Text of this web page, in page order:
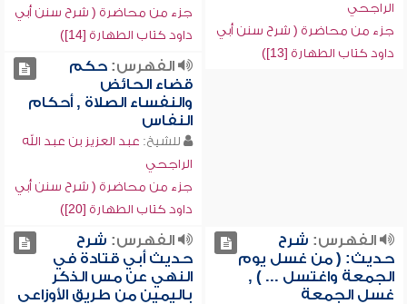
الراجحي
جزء من محاضرة ( شرح سنن أبي
داود كتاب الطهارة [13])
جزء من محاضرة ( شرح سنن أبي
داود كتاب الطهارة [14])
الفهرس:حكم
قضاء الحائض
والنفساء الصلاة , أحكام
النفاس
للشيخ: عبد العزيز بن عبد الله
الراجحي
جزء من محاضرة ( شرح سنن أبي
داود كتاب الطهارة [20])
الفهرس: شرح
حديث: ( من غسل يوم
الجمعة واغتسل ... ) ,
غسل الجمعة
الفهرس: شرح
حديث أبي قتادة في
النهي عن مس الذكر
باليمين من طريق الأوزاعي